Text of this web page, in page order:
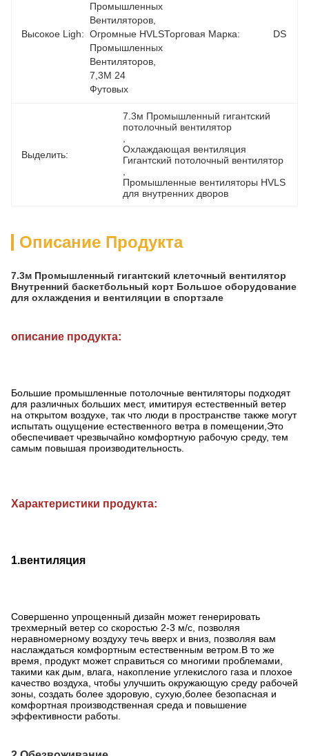
Высокое Ligh:
Промышленных
Вентиляторов,
Огромные HVLS
Промышленных
Вентиляторов,
7,3M 24
Футовых
Торговая Марка: DS
Выделить:
7.3м Промышленный гигантский
потолочный вентилятор
Охлаждающая вентиляция
Гигантский потолочный вентилятор
Промышленные вентиляторы HVLS
для внутренних дворов
Описание Продукта
7.3м Промышленный гигантский клеточный вентилятор
Внутренний баскетбольный корт Большое оборудование
для охлаждения и вентиляции в спортзале
описание продукта:
Большие промышленные потолочные вентиляторы подходят
для различных больших мест, имитируя естественный ветер
на открытом воздухе, так что люди в пространстве также могут
испытать ощущение естественного ветра в помещении,Это
обеспечивает чрезвычайно комфортную рабочую среду, тем
самым повышая производительность.
Характеристики продукта:
1.вентиляция
Совершенно упрощенный дизайн может генерировать
трехмерный ветер со скоростью 2-3 м/с, позволяя
неравномерному воздуху течь вверх и вниз, позволяя вам
наслаждаться комфортным естественным ветром.В то же
время, продукт может справиться со многими проблемами,
такими как дым, влага, накопление углекислого газа и плохое
качество воздуха, чтобы улучшить окружающую среду рабочей
зоны, создать более здоровую, сухую,более безопасная и
комфортная производственная среда и повышение
эффективности работы.